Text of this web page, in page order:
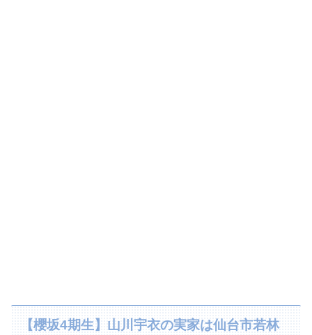
【櫻坂4期生】山川宇衣の実家は仙台市若林